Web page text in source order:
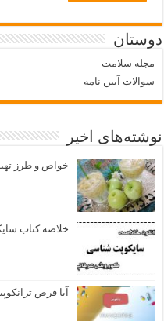
دوستان
مجله سلامت
سوالات آیین نامه
نوشته‌های اخیر
خواص و طرز
خلاصه کتاب
آیا قرص